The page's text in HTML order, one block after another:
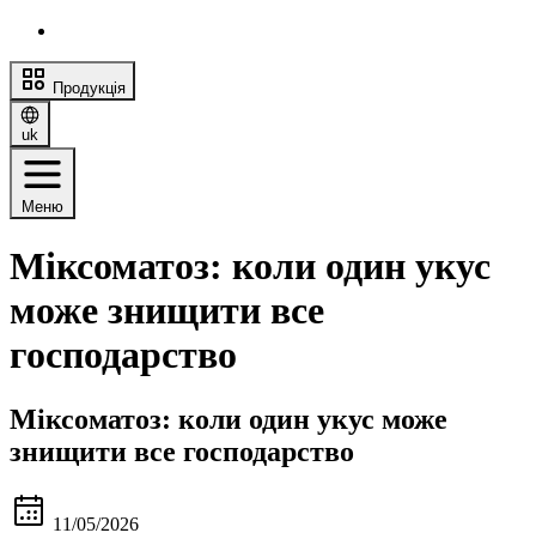
Продукція
uk
Меню
Міксоматоз: коли один укус
може знищити все
господарство
Міксоматоз: коли один укус може
знищити все господарство
11/05/2026